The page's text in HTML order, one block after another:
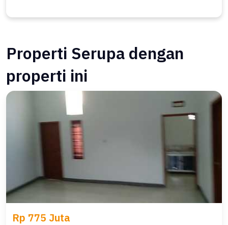
Properti Serupa dengan
properti ini
Rp 775 Juta